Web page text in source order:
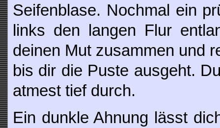
Seifenblase. Nochmal ein
links den langen Flur
deinen Mut zusammen und
bis dir die Puste ausgeht.
atmest tief durch.
Ein dunkle Ahnung lässt